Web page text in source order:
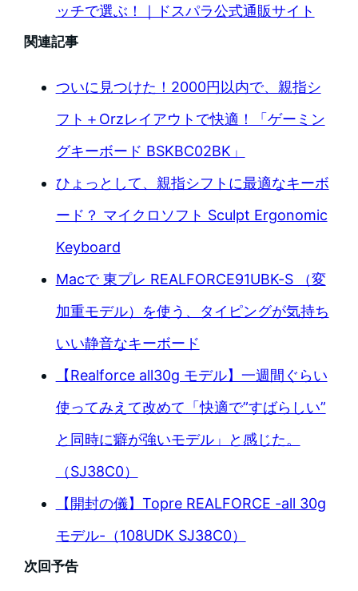
ッチで選ぶ！｜ドスパラ公式通販サイト
関連記事
ついに見つけた！2000円以内で、親指シ
フト＋Orzレイアウトで快適！「ゲーミン
グキーボード BSKBC02BK」
ひょっとして、親指シフトに最適なキーボ
ード？ マイクロソフト Sculpt Ergonomic
Keyboard
Macで 東プレ REALFORCE91UBK-S （変
加重モデル）を使う、タイピングが気持ち
いい静音なキーボード
【Realforce all30g モデル】一週間ぐらい
使ってみえて改めて「快適で”すばらしい”
と同時に癖が強いモデル」と感じた。
（SJ38C0）
【開封の儀】Topre REALFORCE -all 30g
モデル-（108UDK SJ38C0）
次回予告